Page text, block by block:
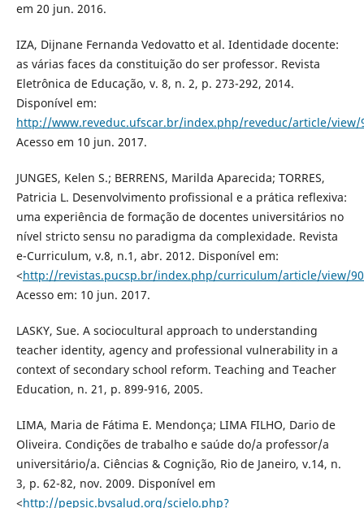
em 20 jun. 2016.
IZA, Dijnane Fernanda Vedovatto et al. Identidade docente:
as várias faces da constituição do ser professor. Revista
Eletrônica de Educação, v. 8, n. 2, p. 273-292, 2014.
Disponível em:
http://www.reveduc.ufscar.br/index.php/reveduc/article/view/
Acesso em 10 jun. 2017.
JUNGES, Kelen S.; BERRENS, Marilda Aparecida; TORRES,
Patricia L. Desenvolvimento profissional e a prática reflexiva:
uma experiência de formação de docentes universitários no
nível stricto sensu no paradigma da complexidade. Revista
e-Curriculum, v.8, n.1, abr. 2012. Disponível em:
<http://revistas.pucsp.br/index.php/curriculum/article/view/
Acesso em: 10 jun. 2017.
LASKY, Sue. A sociocultural approach to understanding
teacher identity, agency and professional vulnerability in a
context of secondary school reform. Teaching and Teacher
Education, n. 21, p. 899-916, 2005.
LIMA, Maria de Fátima E. Mendonça; LIMA FILHO, Dario de
Oliveira. Condições de trabalho e saúde do/a professor/a
universitário/a. Ciências & Cognição, Rio de Janeiro, v.14, n.
3, p. 62-82, nov. 2009. Disponível em
<http://pepsic.bvsalud.org/scielo.php?